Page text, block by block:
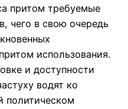
притом требуемые
чего в свою очередь
использования.
и доступности
водят ко
политическом